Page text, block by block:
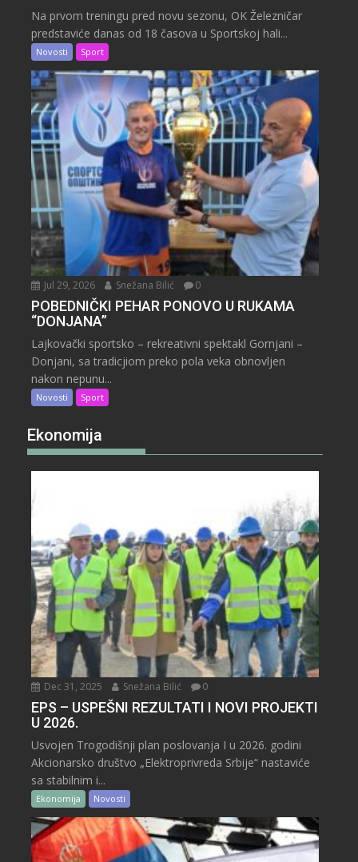
Na prvom treningu pred novu sezonu, OK Železničar
predstaviće danas od 18 časova u Sportskoj hali...
Novosti Sport
Jul 29, 2026 Snežana Bilić 0
POBEDNIČKI PEHAR PONOVO U RUKAMA
“DONJANA”
Lajkovački sportsko – rekreativni spektakl Gornjani –
Donjani, sa tradicjiom preko pola veka obnovljen
nakon nepunu...
Novosti Sport
Ekonomija
Dec 31, 2025 Snežana Bilić 0
EPS – USPEŠNI REZULTATI I NOVI PROJEKTI
U 2026.
Usvojen Trogodišnji plan poslovanja I u 2026. godini
Akcionarsko društvo „Elektroprivreda Srbije“ nastaviće
sa stabilnim i...
Ekonomija Novosti